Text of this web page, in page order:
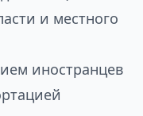
и местного
иностранцев